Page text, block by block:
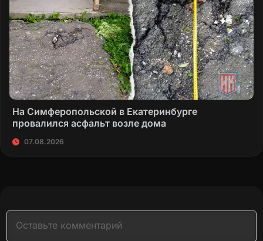
На Симферопольской в Екатеринбурге
провалился асфальт возле дома
07.08.2026